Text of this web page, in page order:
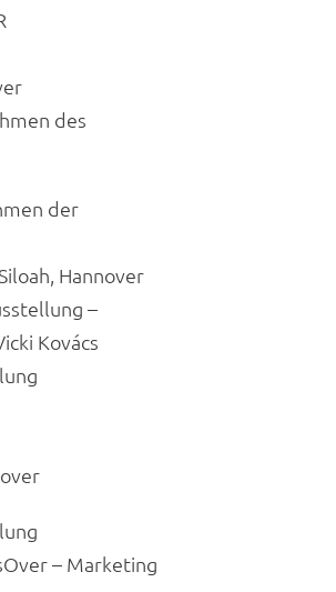
des
der
Hannover
–
Kovács
– Marketing